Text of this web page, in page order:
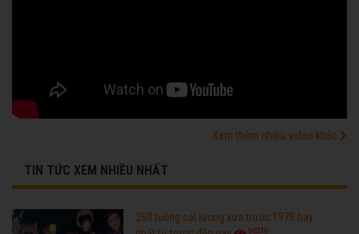
Xem thêm nhiều video khác
TIN TỨC XEM NHIỀU NHẤT
260 tuồng cải lương xưa trước 1975 hay
96210